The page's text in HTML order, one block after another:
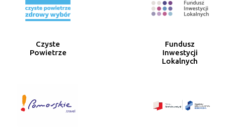
Czyste
Powietrze
Fundusz
Inwestycji
Lokalnych